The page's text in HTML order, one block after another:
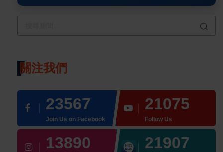
關注我們
23567
Join Us on Facebook
21075
Follow Us
13890 21907